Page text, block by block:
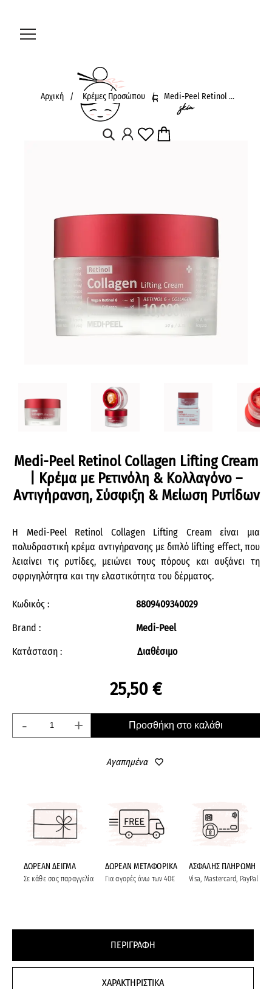
Αρχική / Κρέμες Προσώπου / Medi-Peel Retinol ...
Medi-Peel Retinol Collagen Lifting Cream
| Κρέμα με Ρετινόλη & Κολλαγόνο –
Αντιγήρανση, Σύσφιξη & Μείωση Ρυτίδων
Η Medi-Peel Retinol Collagen Lifting Cream είναι μια
πολυδραστική κρέμα αντιγήρανσης με διπλό lifting effect, που
λειαίνει τις ρυτίδες, μειώνει τους πόρους και αυξάνει τη
σφριγηλότητα και την ελαστικότητα του δέρματος.
Κωδικός : 8809409340029
Brand : Medi-Peel
Κατάσταση : Διαθέσιμο
25,50 €
- + Προσθήκη στο καλάθι
ΔΩΡΕΑΝ ΔΕΙΓΜΑ
Σε κάθε σας παραγγελία
ΔΩΡΕΑΝ ΜΕΤΑΦΟΡΙΚΑ
Για αγορές άνω των 40€
ΑΣΦΑΛΗΣ ΠΛΗΡΩΜΗ
Visa, Mastercard, PayPal
Αγαπημένα favorite_border
ΠΕΡΙΓΡΑΦΗ
ΧΑΡΑΚΤΗΡΙΣΤΙΚΑ